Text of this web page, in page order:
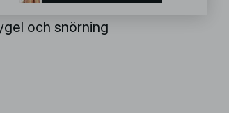
och snörning